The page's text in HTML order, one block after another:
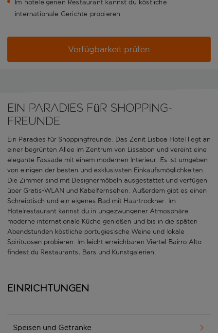
Im hoteleigenen Restaurant kannst du köstliche
internationale Gerichte probieren.
Verfügbarkeit prüfen
Ein Paradies für Shopping-
Freunde
Ein Paradies für Shoppingfreunde. Das Zenit Lisboa Hotel liegt an
einer begrünten Allee im Zentrum von Lissabon und vereint eine
elegante Fassade mit einem modernen Interieur. Es ist umgeben
von einigen der besten und exklusivsten Einkaufsmöglichkeiten.
Die Zimmer sind mit Designermöbeln ausgestattet und verfügen
über Gratis-WLAN und Kabelfernsehen. Außerdem gibt es einen
Schreibtisch und ein eigenes Bad mit Haartrockner. Im
Hotelrestaurant kannst du in ungezwungener Atmosphäre
moderne internationale Küche genießen und bis in die späten
Abendstunden köstliche portugiesische Weine und lokale
Spirituosen probieren. Im leicht erreichbaren Viertel Bairro Alto
findest du Restaurants, Bars und Kunstgalerien.
Einrichtungen
Speisen und Getränke